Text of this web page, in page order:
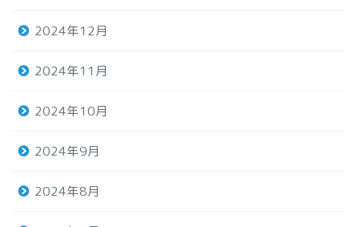
2024年12月
2024年11月
2024年10月
2024年9月
2024年8月